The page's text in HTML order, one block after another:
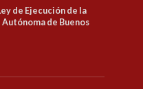
de Ejecución de la
Autónoma de Buenos